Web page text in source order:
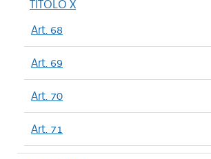
TITOLO X
Art. 68
Art. 69
Art. 70
Art. 71